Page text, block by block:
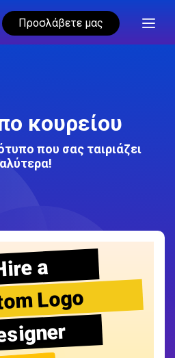
Προσλάβετε μας
κουρείου
που σας ταιριάζει
a
Logo